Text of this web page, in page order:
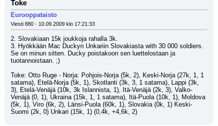
Toke
Eurooppataisto
Viesti 880 - 10.09.2009 klo 17:21:33
2. Slovakiaan 15k joukkoja rahalla 3k.
3. Hyökkään Mac Duckyn Unkariin Slovakiasta with 30 000 soldiers.
Se on minun sitten. Ducky poistakoon sen luettelostaan ja
tuotannoistaan. ;)
Toke: Otto Ruge - Norja: Pohjois-Norja (5k, 2), Keski-Norja (27k, 1, 1
satama), Etelä-Norja (5k, 1), Skotlanti (3k, 3, 1 satama), Lappi (3k,
3), Etelä-Venäjä (10k, 3k Islannista, 1), Itä-Venäjä (2k, 3), Valko-
Venäjä (0, 1), Ukraina (15k, 1, 1 satama), Itä-Puola (10k, 1), Moldova
(5k, 1), Viro (6k, 2), Länsi-Puola (60k, 1), Slovakia (0k, 1) Keski-
Suomi (2k, 0) Unkari (15k, 1) (0,4k, +4,6k, 2)